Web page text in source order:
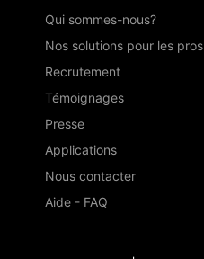
Qui sommes-nous?
Nos solutions pour les pros
Recrutement
Témoignages
Presse
Applications
Nous contacter
Aide - FAQ